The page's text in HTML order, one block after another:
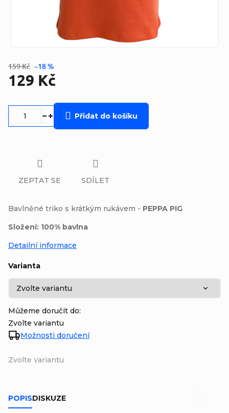
159 Kč –18 %
129 Kč
Zvolte variantu
Varianta
Můžeme doručit do:
Zvolte variantu
Možnosti doručení
Přidat do košíku
Bavlněné triko s krátkým rukávem - PEPPA PIG
Složení: 100% bavlna
Detailní informace
ZEPTAT SE SDÍLET
POPISDISKUZE